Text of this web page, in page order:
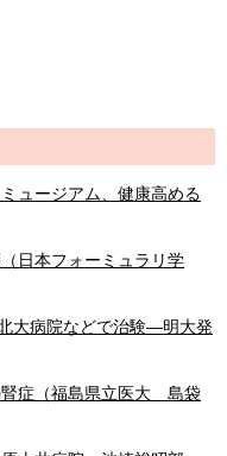
ュージアム、健康高める
日本フォーミュラリ学
大病院などで治験―明大発
腎症（福島県立医大 島袋